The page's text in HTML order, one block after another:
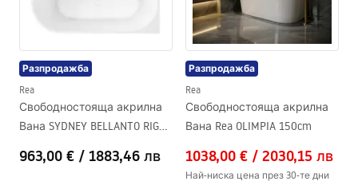
Разпродажба
Rea
Свободностояща акрилна
Вана SYDNEY BELLANTO RIGHT
963,00 € / 1883,46 лв
Разпродажба
Rea
Свободностояща акрилна
Вана Rea OLIMPIA 150cm
1038,00 € / 2030,15 лв
Най-ниска цена през 30-те дни